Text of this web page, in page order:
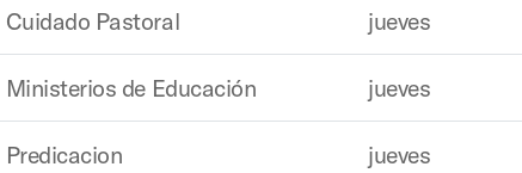
Cuidado Pastoral jueves
Ministerios de Educación jueves
Predicacion jueves